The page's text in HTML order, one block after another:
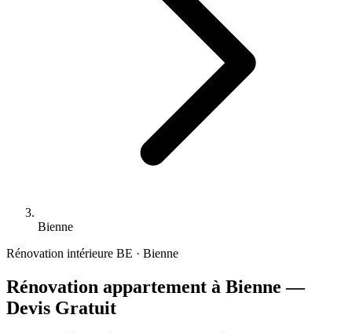
Bienne
Rénovation intérieure BE · Bienne
Rénovation appartement à Bienne —
Devis Gratuit